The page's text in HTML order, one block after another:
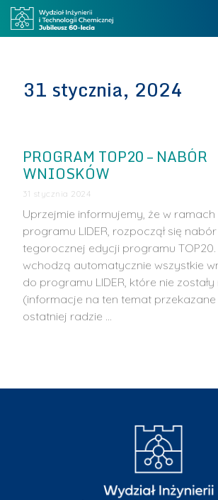
31 stycznia, 2024
PROGRAM TOP20 – NABÓR
WNIOSKÓW
31 stycznia 2024
Uprzejmie informujemy, że w
programu LIDER, rozpoczął się
tegorocznej edycji programu
wchodzą automatycznie wszystkie
do programu LIDER, które nie
(informacje na ten temat przekazane
ostatniej radzie …